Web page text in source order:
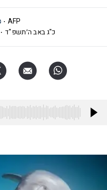
AFP
כ"ג באב ה׳תשפ"ד